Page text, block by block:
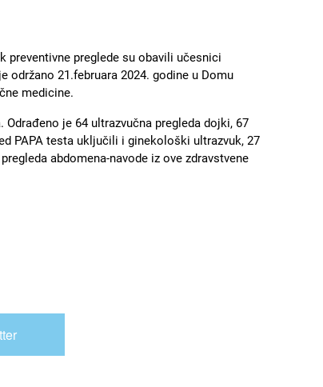
preventivne preglede su obavili učesnici
održano 21.februara 2024. godine u Domu
medicine.
je 64 ultrazvučna pregleda dojki, 67
PAPA testa uključili i ginekološki ultrazvuk, 27
abdomena-navode iz ove zdravstvene